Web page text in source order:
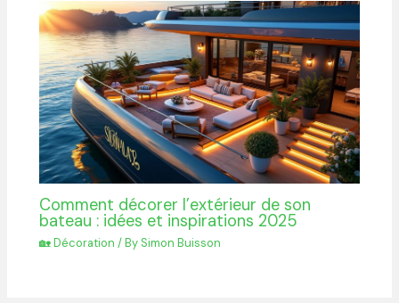
Comment décorer l’extérieur de son
bateau : idées et inspirations 2025
🏡 Décoration / By Simon Buisson